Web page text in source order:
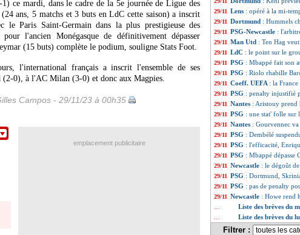
ce mardi, dans le cadre de la 5e journée de Ligue des
(24 ans, 5 matchs et 3 buts en LdC cette saison) a inscrit
le Paris Saint-Germain dans la plus prestigieuse des
pour l'ancien Monégasque de définitivement dépasser
(15 buts) complète le podium, souligne Stats Foot.
l'international français a inscrit l'ensemble de ses
(2-0), à l'AC Milan (3-0) et donc aux Magpies.
Campos - 29/11/23 à 00h35
29/11 Lens : opéré à la mi-
29/11 Dortmund : Hummels
29/11 PSG-Newcastle :
29/11 Man Utd : Ten Hag
29/11 LdC : le point sur le
29/11 PSG : Mbappé fait son
29/11 PSG : Riolo rhabille
29/11 Coeff. UEFA : la France
29/11 PSG : penalty injustifié
29/11 Nantes : Aristouy
29/11 PSG : une stat' folle sur
29/11 Nantes : Gourvennec
29/11 PSG : Dembélé
29/11 PSG : l'efficacité,
29/11 PSG : Mbappé dépasse
29/11 Newcastle : le dégoût
29/11 PSG : Dortmund,
29/11 PSG : pas de penalty
29/11 Newcastle : Howe rend
Liste des brèves du
Liste des brèves du
Filtrer :
emplacement publicitaire